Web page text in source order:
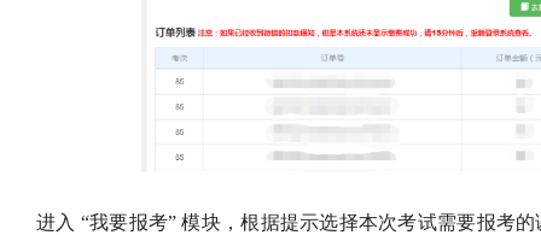
进入 “我要报考” 模块，根据提示选择本次考试需要报考